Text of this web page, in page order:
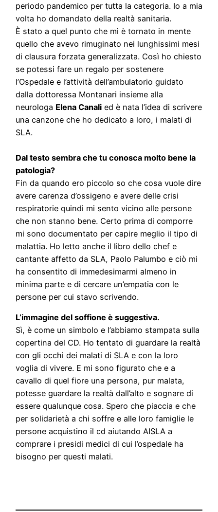
periodo pandemico per tutta la categoria. Io a mia
volta ho domandato della realtà sanitaria.
È stato a quel punto che mi è tornato in mente
quello che avevo rimuginato nei lunghissimi mesi
di clausura forzata generalizzata. Così ho chiesto
se potessi fare un regalo per sostenere
l’Ospedale e l’attività dell’ambulatorio guidato
dalla dottoressa Montanari insieme alla
neurologa Elena Canali ed è nata l’idea di scrivere
una canzone che ho dedicato a loro, i malati di
SLA.
Dal testo sembra che tu conosca molto bene la
patologia?
Fin da quando ero piccolo so che cosa vuole dire
avere carenza d’ossigeno e avere delle crisi
respiratorie quindi mi sento vicino alle persone
che non stanno bene. Certo prima di comporre
mi sono documentato per capire meglio il tipo di
malattia. Ho letto anche il libro dello chef e
cantante affetto da SLA, Paolo Palumbo e ciò mi
ha consentito di immedesimarmi almeno in
minima parte e di cercare un’empatia con le
persone per cui stavo scrivendo.
L’immagine del soffione è suggestiva.
Sì, è come un simbolo e l’abbiamo stampata sulla
copertina del CD. Ho tentato di guardare la realtà
con gli occhi dei malati di SLA e con la loro
voglia di vivere. E mi sono figurato che e a
cavallo di quel fiore una persona, pur malata,
potesse guardare la realtà dall’alto e sognare di
essere qualunque cosa. Spero che piaccia e che
per solidarietà a chi soffre e alle loro famiglie le
persone acquistino il cd aiutando AISLA a
comprare i presidi medici di cui l’ospedale ha
bisogno per questi malati.